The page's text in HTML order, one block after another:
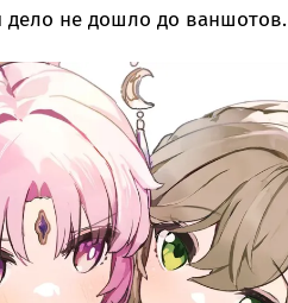
дело не дошло до ваншотов.